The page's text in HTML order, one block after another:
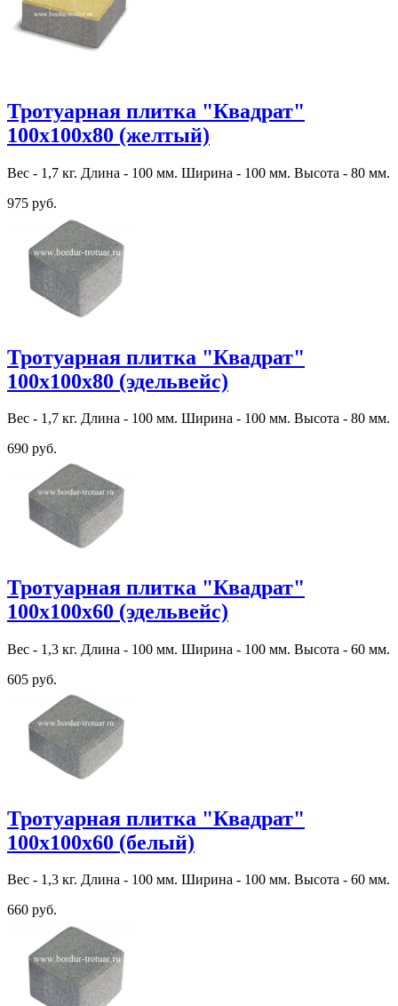
Тротуарная плитка "Квадрат"
100х100х80 (желтый)
Вес - 1,7 кг. Длина - 100 мм. Ширина - 100 мм. Высота - 80 мм.
975 руб.
Тротуарная плитка "Квадрат"
100х100х80 (эдельвейс)
Вес - 1,7 кг. Длина - 100 мм. Ширина - 100 мм. Высота - 80 мм.
690 руб.
Тротуарная плитка "Квадрат"
100х100х60 (эдельвейс)
Вес - 1,3 кг. Длина - 100 мм. Ширина - 100 мм. Высота - 60 мм.
605 руб.
Тротуарная плитка "Квадрат"
100х100х60 (белый)
Вес - 1,3 кг. Длина - 100 мм. Ширина - 100 мм. Высота - 60 мм.
660 руб.